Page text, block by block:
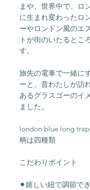
まや、世界中で、ロ
に生まれ変わったロ
ーやロンドン風のエ
トが街のいたるとこ
す。
旅先の電車で一緒に
ーと、昔わたしが訪
あるグラスゴーのイ
ました。
london blue long
柄は四種類
こだわりポイント
⚫︎嬉しい紐で調節で